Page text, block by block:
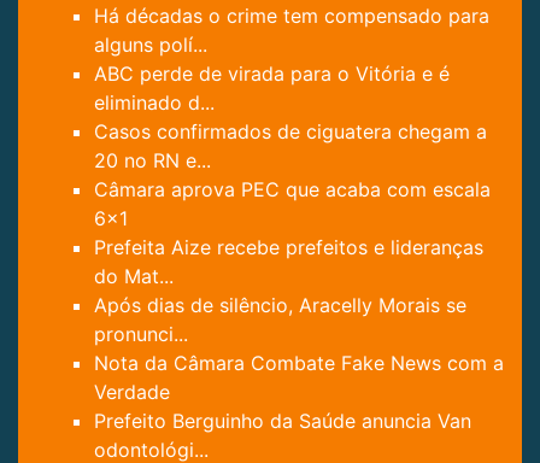
Há décadas o crime tem compensado para
alguns polí...
ABC perde de virada para o Vitória e é
eliminado d...
Casos confirmados de ciguatera chegam a
20 no RN e...
Câmara aprova PEC que acaba com escala
6x1
Prefeita Aize recebe prefeitos e lideranças
do Mat...
Após dias de silêncio, Aracelly Morais se
pronunci...
Nota da Câmara Combate Fake News com a
Verdade
Prefeito Berguinho da Saúde anuncia Van
odontológi...